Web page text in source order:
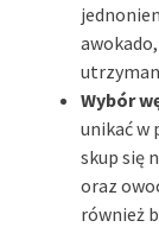
Wybór
unikać w
skup się
oraz
również